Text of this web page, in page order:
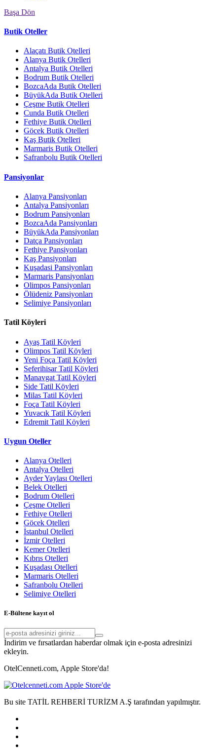
Başa Dön
Butik Oteller
Alaçatı Butik Otelleri
Alanya Butik Otelleri
Antalya Butik Otelleri
Bodrum Butik Otelleri
BozcaAda Butik Otelleri
BüyükAda Butik Otelleri
Çeşme Butik Otelleri
Cunda Butik Otelleri
Fethiye Butik Otelleri
Göcek Butik Otelleri
Kaş Butik Otelleri
Marmaris Butik Otelleri
Safranbolu Butik Otelleri
Pansiyonlar
Alanya Pansiyonları
Antalya Pansiyonları
Bodrum Pansiyonları
BozcaAda Pansiyonları
BüyükAda Pansiyonları
Datça Pansiyonları
Fethiye Pansiyonları
Kaş Pansiyonları
Kuşadasi Pansiyonları
Marmaris Pansiyonları
Olimpos Pansiyonları
Ölüdeniz Pansiyonları
Selimiye Pansiyonları
Tatil Köyleri
Ayaş Tatil Köyleri
Olimpos Tatil Köyleri
Yeni Foça Tatil Köyleri
Seferihisar Tatil Köyleri
Manavgat Tatil Köyleri
Side Tatil Köyleri
Milas Tatil Köyleri
Foça Tatil Köyleri
Yuvacık Tatil Köyleri
Edremit Tatil Köyleri
Uygun Oteller
Alanya Otelleri
Antalya Otelleri
Ayder Yaylası Otelleri
Belek Otelleri
Bodrum Otelleri
Çeşme Otelleri
Fethiye Otelleri
Göcek Otelleri
İstanbul Otelleri
İzmir Otelleri
Kemer Otelleri
Kıbrıs Otelleri
Kuşadası Otelleri
Marmaris Otelleri
Safranbolu Otelleri
Selimiye Otelleri
E-Bültene kayıt ol
İndirim ve fırsatlardan haberdar olmak için e-posta adresinizi
ekleyin.
OtelCenneti.com, Apple Store'da!
Bu site TATİL REHBERİ TURİZM A.Ş tarafından yapılmıştır.